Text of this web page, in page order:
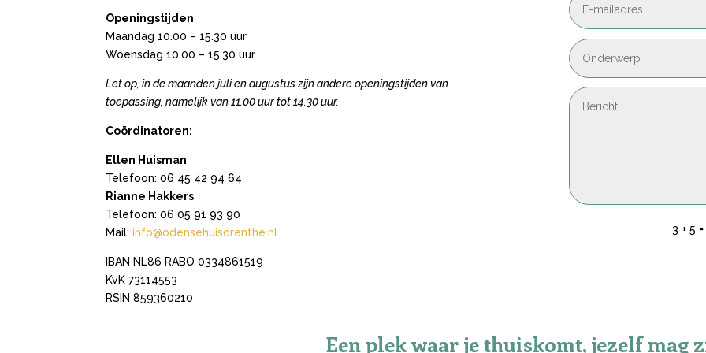
Openingstijden
Maandag 10.00 – 15.30 uur
Woensdag 10.00 – 15.30 uur
Let op, in de maanden juli en augustus zijn andere openingstijden van
toepassing, namelijk van 11.00 uur tot 14.30 uur.
Coördinatoren:
Ellen Huisman
Telefoon:06 45 42 94 64
Rianne Hakkers
Telefoon:06 05 91 93 90
Mail:info@odensehuisdrenthe.nl
IBAN NL86 RABO 0334861519
KvK 73114553
RSIN 859360210
3 + 5 =
Een plek waar je thuiskomt, jezelf mag